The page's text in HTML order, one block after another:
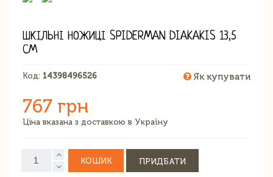
ШКІЛЬНІ НОЖИЦІ SPIDERMAN DIAKAKIS 13,5
СМ
Код: 14398496526 Як купувати
767 грн
Ціна вказана з доставкою в Україну
КОШИК ПРИДБАТИ